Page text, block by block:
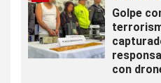
Golpe
con